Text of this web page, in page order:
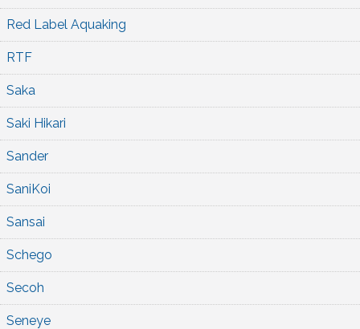
Red Label Aquaking
RTF
Saka
Saki Hikari
Sander
SaniKoi
Sansai
Schego
Secoh
Seneye